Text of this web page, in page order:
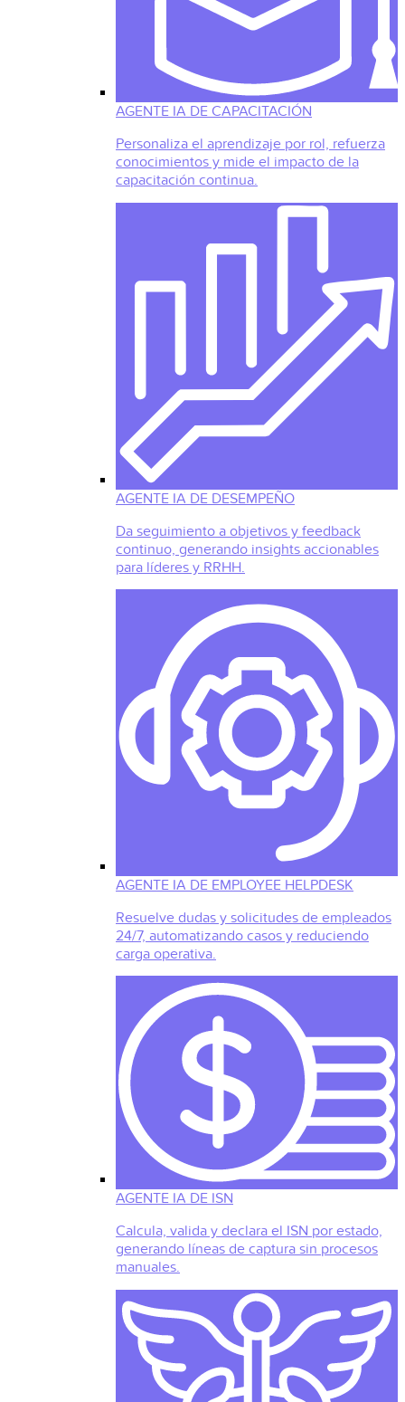
AGENTE IA DE CAPACITACIÓN
Personaliza el aprendizaje por rol, refuerza
conocimientos y mide el impacto de la
capacitación continua.
AGENTE IA DE DESEMPEÑO
Da seguimiento a objetivos y feedback
continuo, generando insights accionables
para líderes y RRHH.
AGENTE IA DE EMPLOYEE HELPDESK
Resuelve dudas y solicitudes de empleados
24/7, automatizando casos y reduciendo
carga operativa.
AGENTE IA DE ISN
Calcula, valida y declara el ISN por estado,
generando líneas de captura sin procesos
manuales.